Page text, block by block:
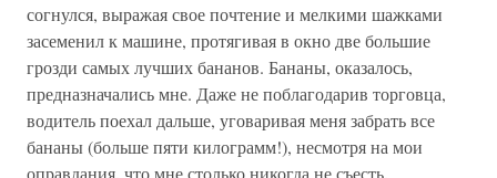
согнулся, выражая свое почтение и мелкими шажками
засеменил к машине, протягивая в окно две большие
грозди самых лучших бананов. Бананы, оказалось,
предназначались мне. Даже не поблагодарив торговца,
водитель поехал дальше, уговаривая меня забрать все
бананы (больше пяти килограмм!), несмотря на мои
оправдания, что мне столько никогда не съесть.